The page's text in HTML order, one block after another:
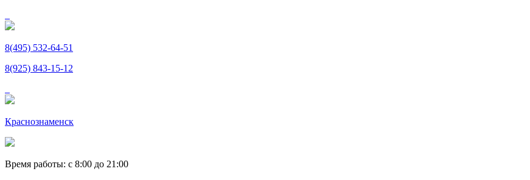
8(495) 532-64-51
8(925) 843-15-12
Краснознаменск
Время работы: c 8:00 до 21:00